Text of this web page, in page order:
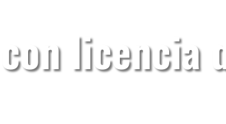
licencia